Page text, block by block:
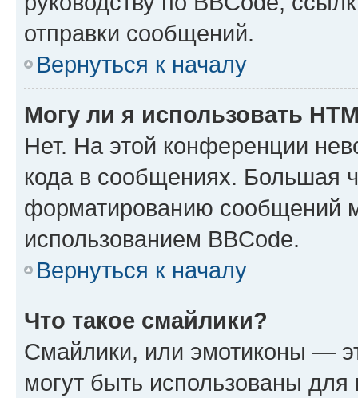
отправки сообщений.
Вернуться к началу
Могу ли я использовать
Нет. На этой конференции
кода в сообщениях. Большая
форматированию сообщений
использованием BBCode.
Вернуться к началу
Что такое смайлики?
Смайлики, или эмотиконы —
могут быть использованы